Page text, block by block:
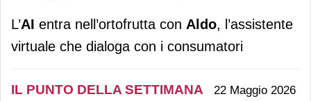
L’AI entra nell’ortofrutta con Aldo, l’assistente
virtuale che dialoga con i consumatori
IL PUNTO DELLA SETTIMANA 22 Maggio 2026